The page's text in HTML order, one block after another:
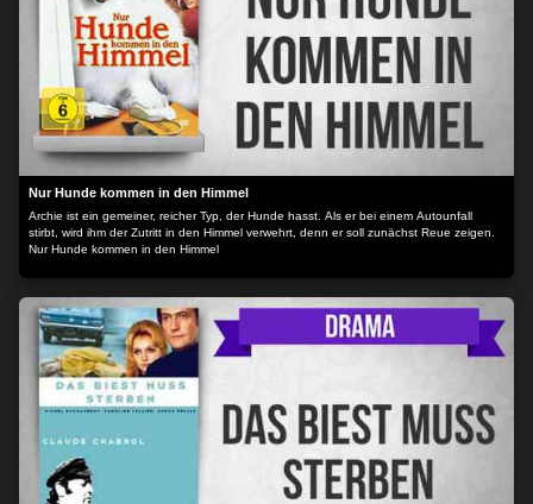
Nur Hunde kommen in den Himmel
Archie ist ein gemeiner, reicher Typ, der Hunde hasst. Als er bei einem Autounfall
stirbt, wird ihm der Zutritt in den Himmel verwehrt, denn er soll zunächst Reue zeigen.
Nur Hunde kommen in den Himmel